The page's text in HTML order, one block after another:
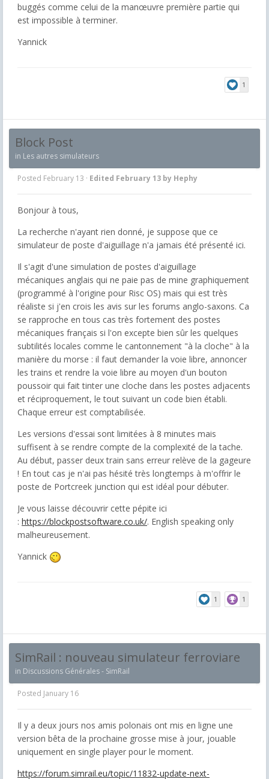
buggés comme celui de la manœuvre première partie qui
est impossible à terminer.
Yannick
1
Block Post
in Les autres simulateurs
Posted February 13 · Edited February 13 by Hephy
Bonjour à tous,
La recherche n'ayant rien donné, je suppose que ce
simulateur de poste d'aiguillage n'a jamais été présenté ici.
Il s'agit d'une simulation de postes d'aiguillage
mécaniques anglais qui ne paie pas de mine graphiquement
(programmé à l'origine pour Risc OS) mais qui est très
réaliste si j'en crois les avis sur les forums anglo-saxons. Ca
se rapproche en tous cas très fortement des postes
mécaniques français si l'on excepte bien sûr les quelques
subtilités locales comme le cantonnement "à la cloche" à la
manière du morse : il faut demander la voie libre, annoncer
les trains et rendre la voie libre au moyen d'un bouton
poussoir qui fait tinter une cloche dans les postes adjacents
et réciproquement, le tout suivant un code bien établi.
Chaque erreur est comptabilisée.
Les versions d'essai sont limitées à 8 minutes mais
suffisent à se rendre compte de la complexité de la tache.
Au début, passer deux train sans erreur relève de la gageure
! En tout cas je n'ai pas hésité très longtemps à m'offrir le
poste de Portcreek junction qui est idéal pour débuter.
Je vous laisse découvrir cette pépite ici
: https://blockpostsoftware.co.uk/. English speaking only
malheureusement.
Yannick
1 1
SimRail : nouveau simulateur ferroviare
in Discussions Générales - SimRail
Posted January 16
Il y a deux jours nos amis polonais ont mis en ligne une
version bêta de la prochaine grosse mise à jour, jouable
uniquement en single player pour le moment.
https://forum.simrail.eu/topic/11832-update-next-